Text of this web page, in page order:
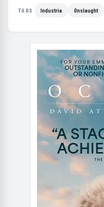
TAGS Industria Onslaught